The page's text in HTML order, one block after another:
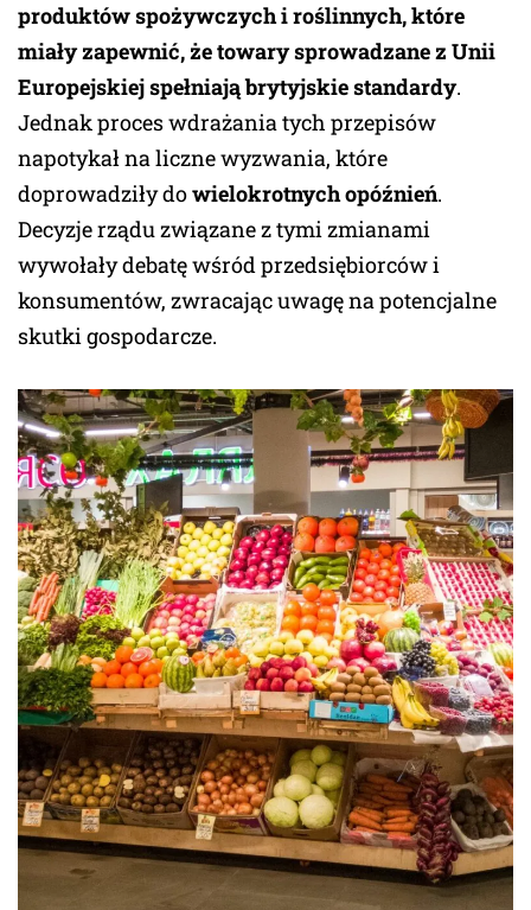
produktów spożywczych i roślinnych, które
miały zapewnić, że towary sprowadzane z Unii
Europejskiej spełniają brytyjskie standardy.
Jednak proces wdrażania tych przepisów
napotykał na liczne wyzwania, które
doprowadziły dowielokrotnych opóźnień.
Decyzje rządu związane z tymi zmianami
wywołały debatę wśród przedsiębiorców i
konsumentów, zwracając uwagę na potencjalne
skutki gospodarcze.